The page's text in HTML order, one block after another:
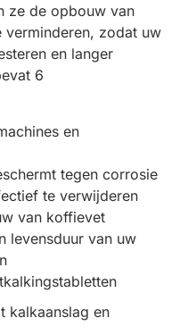
ze de opbouw van
zodat uw
en langer
6
en
tegen corrosie
te verwijderen
van koffievet
levensduur van uw
kalkaanslag en